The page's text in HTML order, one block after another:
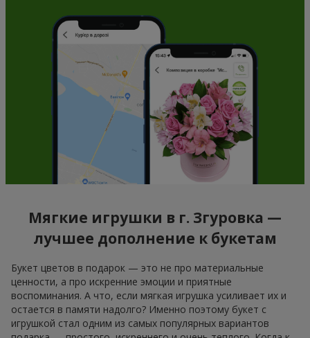
Мягкие игрушки в г. Згуровка —
лучшее дополнение к букетам
Букет цветов в подарок — это не про материальные
ценности, а про искренние эмоции и приятные
воспоминания. А что, если мягкая игрушка усиливает их и
остается в памяти надолго? Именно поэтому букет с
игрушкой стал одним из самых популярных вариантов